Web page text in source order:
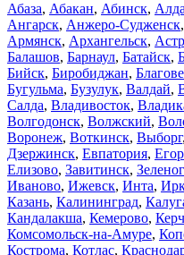
Абаза, Абакан, Абинск,
Ангарск, Анжеро-Судженск,
Армянск, Архангельск,
Балашов, Барнаул, Батайск,
Бийск, Биробиджан,
Бугульма, Бузулук, Валдай,
Салда, Владивосток,
Волгодонск, Волжский,
Воронеж, Воткинск, Выборг,
Дзержинск, Евпатория,
Елизово, Завитинск,
Иваново, Ижевск, Инта,
Казань, Калининград,
Кандалакша, Кемерово,
Комсомольск-на-Амуре,
Кострома, Котлас,